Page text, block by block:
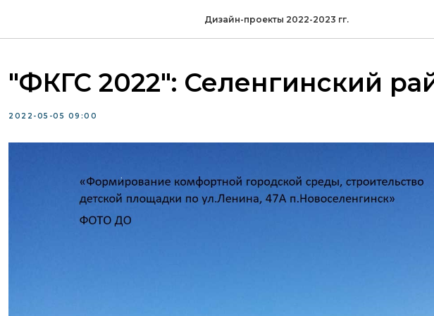
Дизайн-проекты 2022-2023 гг.
"ФКГС 2022": Селенгинский
2022-05-05 09:00